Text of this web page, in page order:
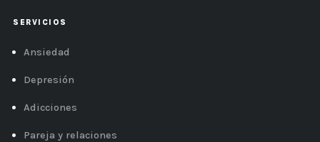
SERVICIOS
Ansiedad
Depresión
Adicciones
Pareja y relaciones